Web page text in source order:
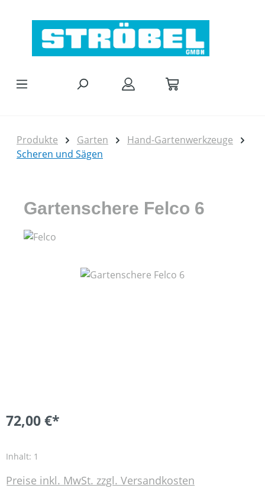
Produkte Garten
Hand-Gartenwerkzeuge
Scheren und Sägen
Gartenschere Felco 6
Bildergalerie überspringen
72,00 €*
Inhalt: 1
Preise inkl. MwSt. zzgl. Versandkosten